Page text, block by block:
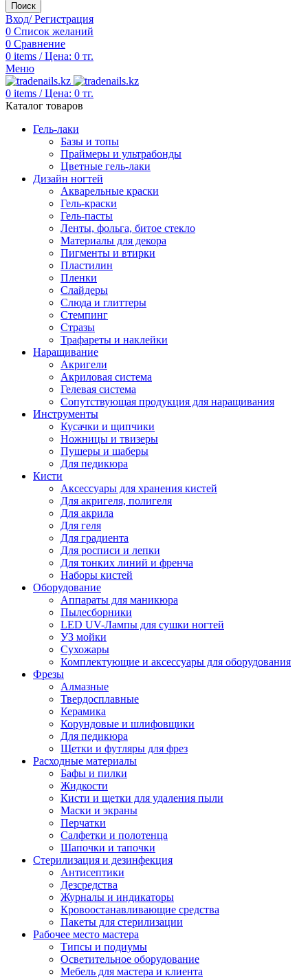
Поиск
Вход/ Регистрация
0 Список желаний
0 Сравнение
0 items / Цена: 0 тг.
Меню
0 items / Цена: 0 тг.
Каталог товаров
Гель-лаки
Базы и топы
Праймеры и ультрабонды
Цветные гель-лаки
Дизайн ногтей
Акварельные краски
Гель-краски
Гель-пасты
Ленты, фольга, битое стекло
Материалы для декора
Пигменты и втирки
Пластилин
Пленки
Слайдеры
Слюда и глиттеры
Стемпинг
Стразы
Трафареты и наклейки
Наращивание
Акригели
Акриловая система
Гелевая система
Сопутствующая продукция для наращивания
Инструменты
Кусачки и щипчики
Ножницы и твизеры
Пушеры и шаберы
Для педикюра
Кисти
Аксессуары для хранения кистей
Для акригеля, полигеля
Для акрила
Для геля
Для градиента
Для росписи и лепки
Для тонких линий и френча
Наборы кистей
Оборудование
Аппараты для маникюра
Пылесборники
LED UV-Лампы для сушки ногтей
УЗ мойки
Сухожары
Комплектующие и аксессуары для оборудования
Фрезы
Алмазные
Твердосплавные
Керамика
Корундовые и шлифовщики
Для педикюра
Щетки и футляры для фрез
Расходные материалы
Бафы и пилки
Жидкости
Кисти и щетки для удаления пыли
Маски и экраны
Перчатки
Салфетки и полотенца
Шапочки и тапочки
Стерилизация и дезинфекция
Антисептики
Дезсредства
Журналы и индикаторы
Кровоостанавливающие средства
Пакеты для стерилизации
Рабочее место мастера
Типсы и подиумы
Осветительное оборудование
Мебель для мастера и клиента